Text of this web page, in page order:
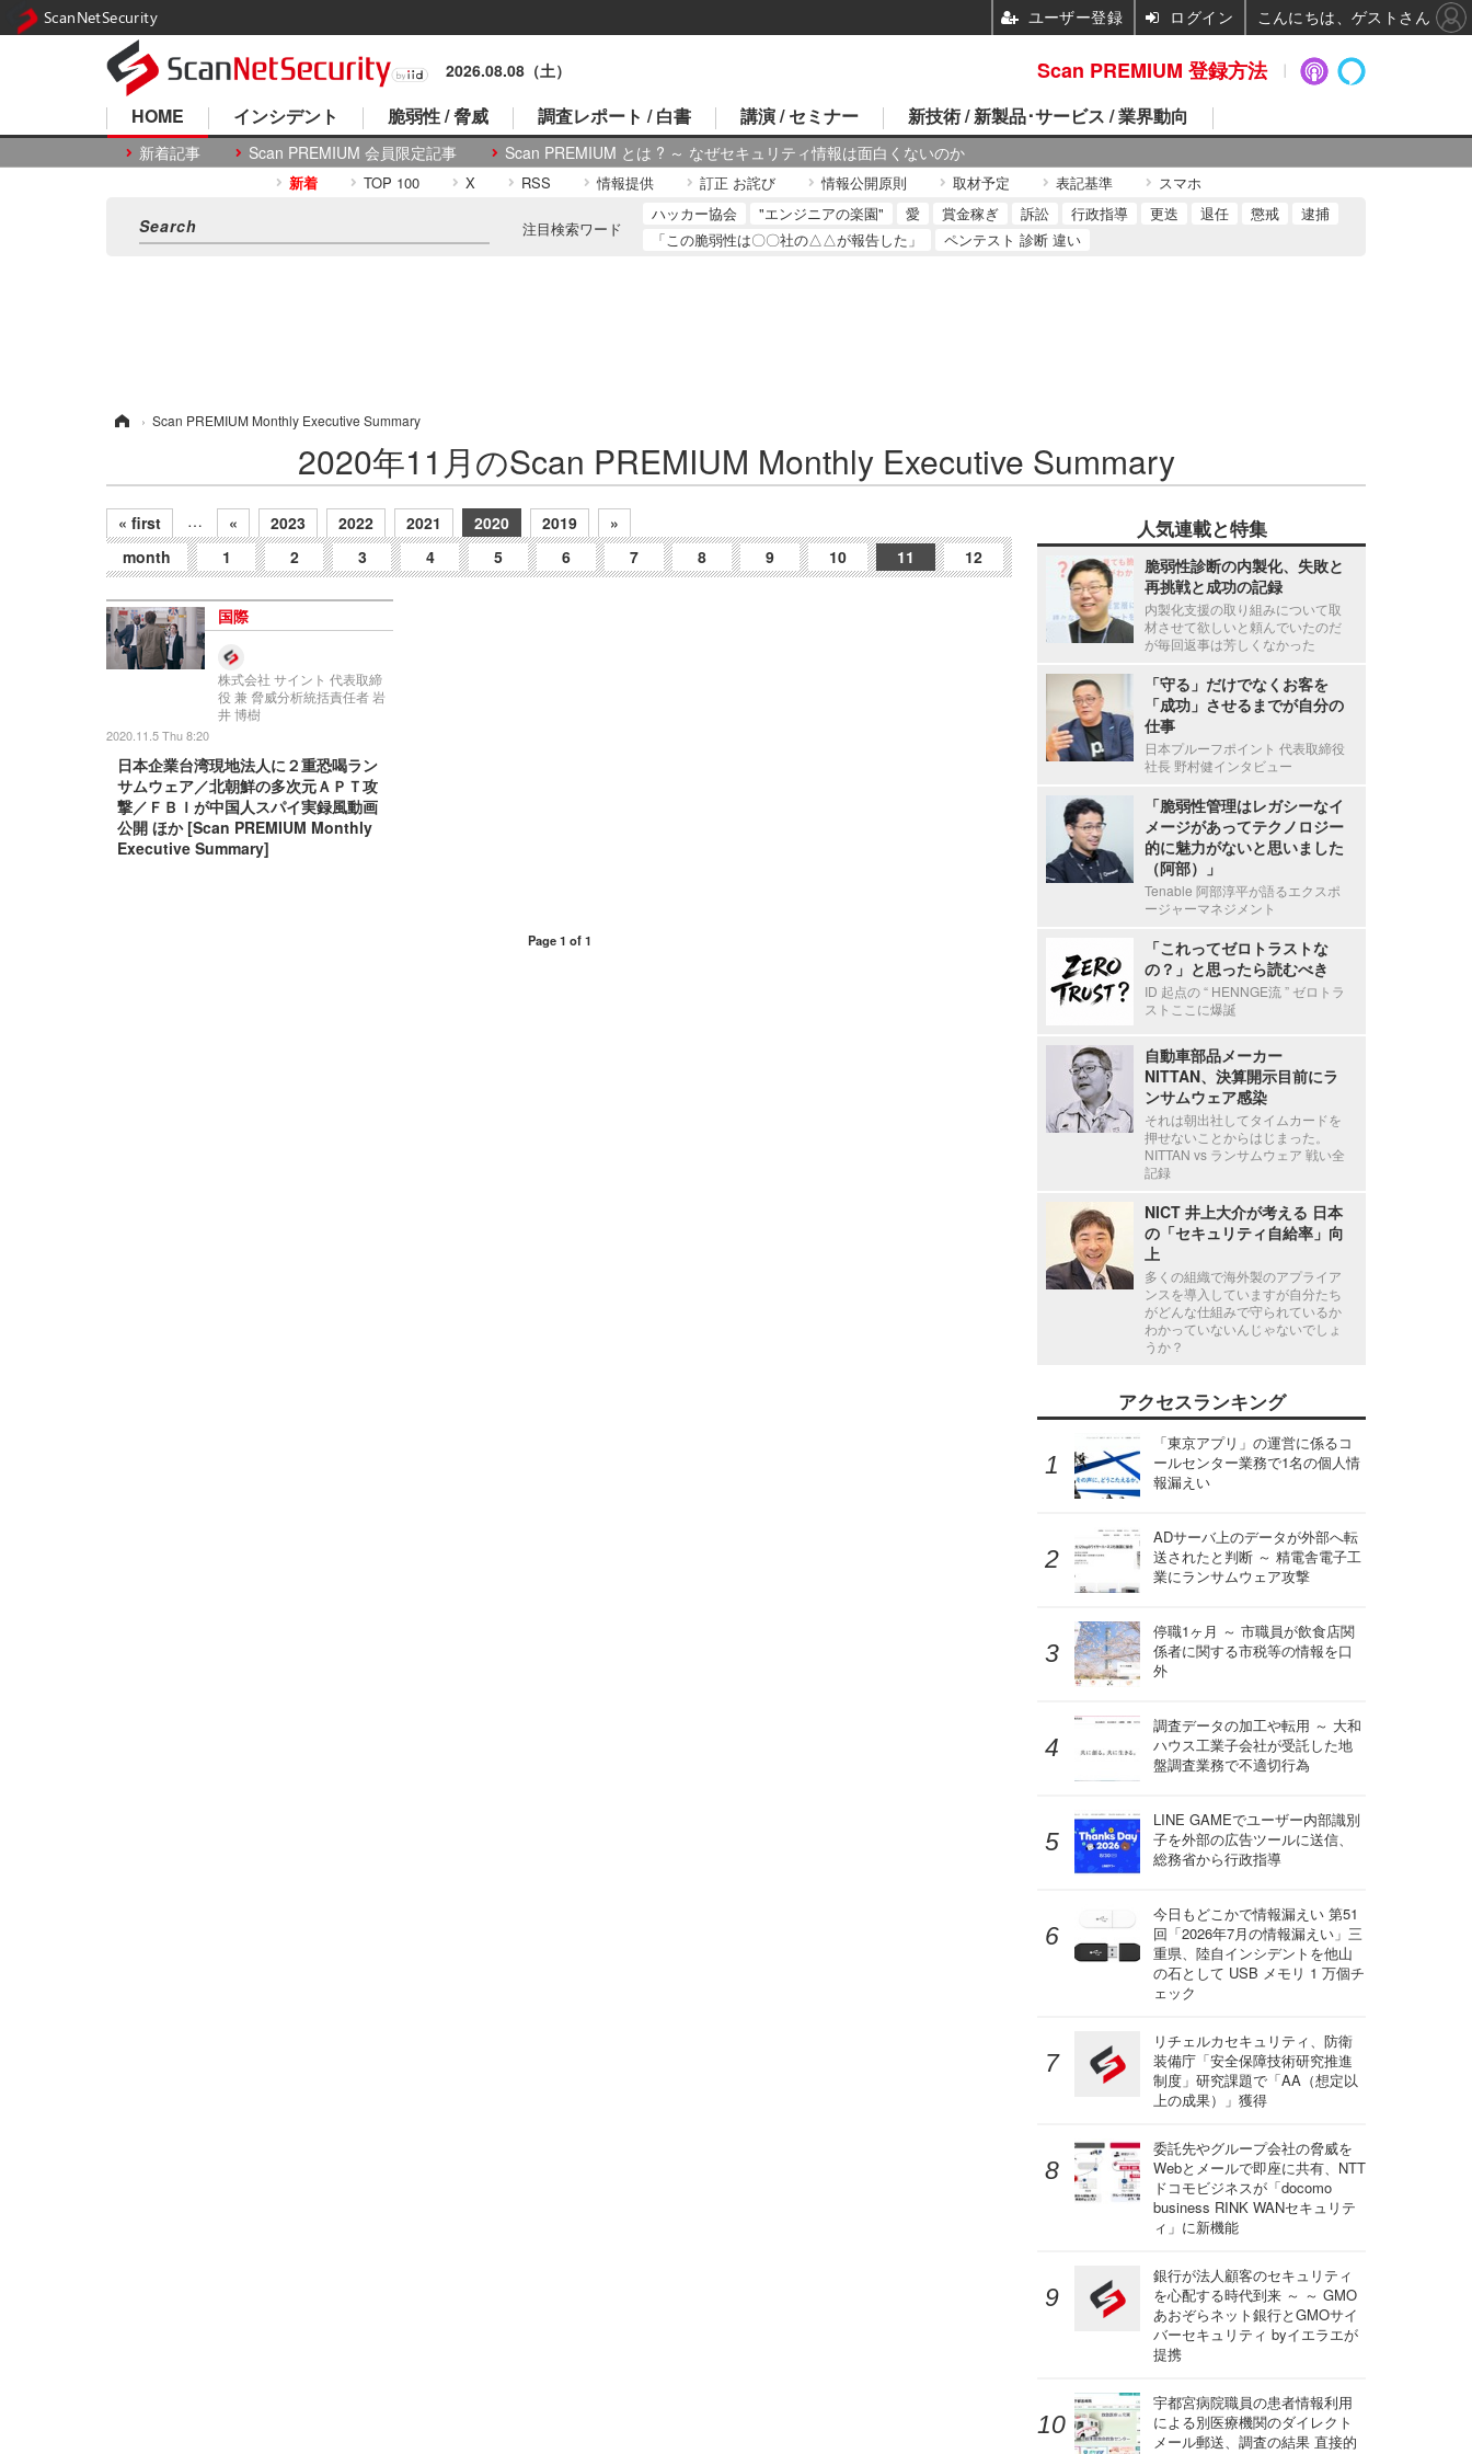
2026.08.08（土）
HOME
新着記事 Scan PREMIUM 会員限定記事 Scan PREMIUM とは ? ～ なぜセキュリティ情報は面白くないのか
インシデント 脆弱性 / 脅威 調査レポート / 白書 講演 / セミナー 新技術 / 新製品･サービス / 業界動向
新着 TOP 100 X RSS 情報提供 訂正 お詫び 情報公開原則 取材予定 表記基準 スマホ
注目検索ワード
ハッカー協会 "エンジニアの楽園" 愛 賞金稼ぎ 訴訟 行政指導 更迭 退任 懲戒
逮捕
「この脆弱性は〇〇社の△△が報告した」
ペンテスト 診断 違い
› Scan PREMIUM Monthly Executive Summary
2020年11月のScan PREMIUM Monthly Executive Summary
« first … « 2023 2022 2021 2020 2019
»
month
1 2 3 4 5 6 7 8 9 10 11 12
国際
株式会社 サイント 代表取締
役 兼 脅威分析統括責任者 岩
井 博樹
2020.11.5 Thu 8:20
日本企業台湾現地法人に２重恐喝ラン
サムウェア／北朝鮮の多次元ＡＰＴ攻
撃／ＦＢＩが中国人スパイ実録風動画
公開 ほか [Scan PREMIUM Monthly
Executive Summary]
Page 1 of 1
人気連載と特集
脆弱性診断の内製化、失敗と
再挑戦と成功の記録
内製化支援の取り組みについて取
材させて欲しいと頼んでいたのだ
が毎回返事は芳しくなかった
「守る」だけでなくお客を
「成功」させるまでが自分の
仕事
日本プルーフポイント 代表取締役
社長 野村健インタビュー
「脆弱性管理はレガシーなイ
メージがあってテクノロジー
的に魅力がないと思いました
（阿部）」
Tenable 阿部淳平が語るエクスポ
ージャーマネジメント
「これってゼロトラストな
の？」と思ったら読むべき
ID 起点の “ HENNGE流 ” ゼロトラ
ストここに爆誕
自動車部品メーカー
NITTAN、決算開示目前にラ
ンサムウェア感染
それは朝出社してタイムカードを
押せないことからはじまった。
NITTAN vs ランサムウェア 戦い全
記録
NICT 井上大介が考える 日本
の「セキュリティ自給率」向
上
多くの組織で海外製のアプライア
ンスを導入していますが自分たち
がどんな仕組みで守られているか
わかっていないんじゃないでしょ
うか？
アクセスランキング
「東京アプリ」の運営に係るコ
ールセンター業務で1名の個人情
報漏えい
ADサーバ上のデータが外部へ転
送されたと判断 ～ 精電舎電子工
業にランサムウェア攻撃
停職1ヶ月 ～ 市職員が飲食店関
係者に関する市税等の情報を口
外
調査データの加工や転用 ～ 大和
ハウス工業子会社が受託した地
盤調査業務で不適切行為
LINE GAMEでユーザー内部識別
子を外部の広告ツールに送信、
総務省から行政指導
今日もどこかで情報漏えい 第51
回「2026年7月の情報漏えい」三
重県、陸自インシデントを他山
の石として USB メモリ 1 万個チ
ェック
リチェルカセキュリティ、防衛
装備庁「安全保障技術研究推進
制度」研究課題で「AA（想定以
上の成果）」獲得
委託先やグループ会社の脅威を
Webとメールで即座に共有、NTT
ドコモビジネスが「docomo
business RINK WANセキュリテ
ィ」に新機能
銀行が法人顧客のセキュリティ
を心配する時代到来 ～ ～ GMO
あおぞらネット銀行とGMOサイ
バーセキュリティ byイエラエが
提携
宇都宮病院職員の患者情報利用
による別医療機関のダイレクト
メール郵送、調査の結果 直接的
Scan PREMIUM 登録方法
ScanNetSecurity ユーザー登録 ログイン こんにちは、ゲストさん